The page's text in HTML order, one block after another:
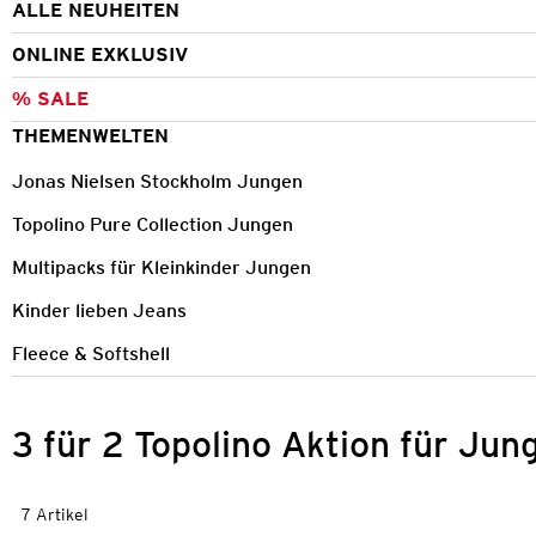
ALLE NEUHEITEN
ONLINE EXKLUSIV
% SALE
THEMENWELTEN
Jonas Nielsen Stockholm Jungen
Topolino Pure Collection Jungen
Multipacks für Kleinkinder Jungen
Kinder lieben Jeans
Fleece & Softshell
3 für 2 Topolino Aktion für
7 Artikel